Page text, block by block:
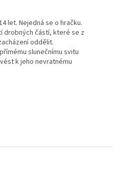
let. Nejedná se o hračku.
drobných částí, které se z
oddělit.
slunečnímu svitu
k jeho nevratnému